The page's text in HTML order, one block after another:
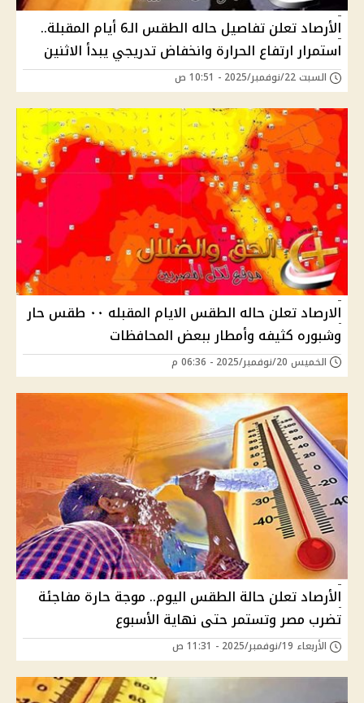
الأرصاد تعلن تفاصيل حاله الطقس الـ6 أيام المقبلة..
استمرار ارتفاع الحرارة وانخفاض تدريجي يبدأ الاثنين
السبت 22/نوفمبر/2025 - 10:51 ص
الارصاد تعلن حاله الطقس الايام المقبله ٠٠ طقس حار
وشبوره كثيفه وأمطار ببعض المحافظات
الخميس 20/نوفمبر/2025 - 06:36 م
الأرصاد تعلن حالة الطقس اليوم.. موجة حارة مفاجئة
تضرب مصر وتستمر حتى نهاية الأسبوع
الأربعاء 19/نوفمبر/2025 - 11:31 ص